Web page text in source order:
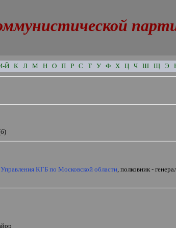
Й К Л М Н О П Р С Т У Ф Х Ц Ч Ш Щ Э
Управления КГБ по Московской области, полковник -